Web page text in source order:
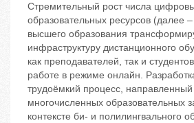
Стремительный рост числа
образовательных ресурсов (далее
высшего образования
инфраструктуру дистанционного
как преподавателей, так и
работе в режиме онлайн.
трудоёмкий процесс,
многочисленных образовательных
контексте би- и полилингвального